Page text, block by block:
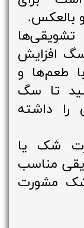
بالعکس.
سگ افزایش
طعم‌ها و
تا سگ
را داشته
شک یا
مناسب
مشورت